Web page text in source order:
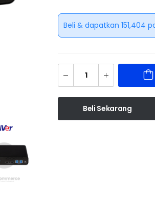
Beli & dapatkan 151,404
Beli Sekarang